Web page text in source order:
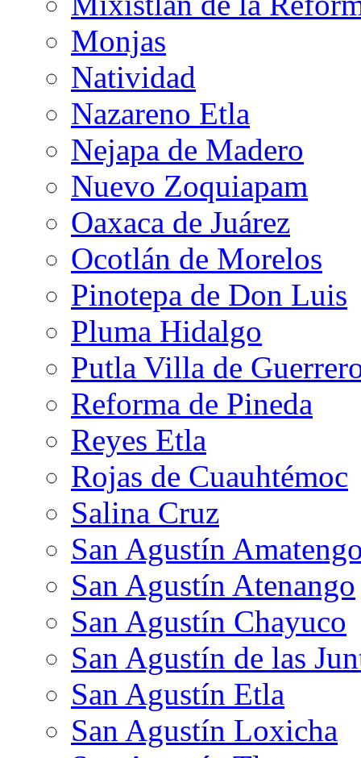
Monjas
Natividad
Nazareno Etla
Nejapa de Madero
Nuevo Zoquiapam
Oaxaca de Juárez
Ocotlán de Morelos
Pinotepa de Don Luis
Pluma Hidalgo
Putla Villa de
Reforma de Pineda
Reyes Etla
Rojas de Cuauhtémoc
Salina Cruz
San Agustín
San Agustín Atenango
San Agustín Chayuco
San Agustín de las
San Agustín Etla
San Agustín Loxicha